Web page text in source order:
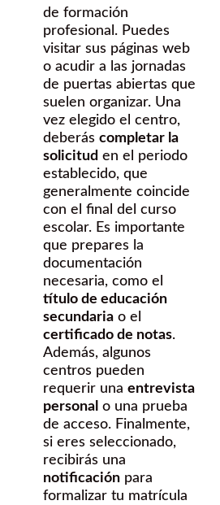
de formación
profesional. Puedes
visitar sus páginas web
o acudir a las jornadas
de puertas abiertas que
suelen organizar. Una
vez elegido el centro,
deberás completar la
solicitud en el periodo
establecido, que
generalmente coincide
con el final del curso
escolar. Es importante
que prepares la
documentación
necesaria, como el
título de educación
secundaria o el
certificado de notas.
Además, algunos
centros pueden
requerir una entrevista
personal o una prueba
de acceso. Finalmente,
si eres seleccionado,
recibirás una
notificación para
formalizar tu matrícula